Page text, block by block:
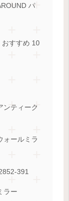
パ
すすめ 10
ンティーク
ォールミラ
391
ラー